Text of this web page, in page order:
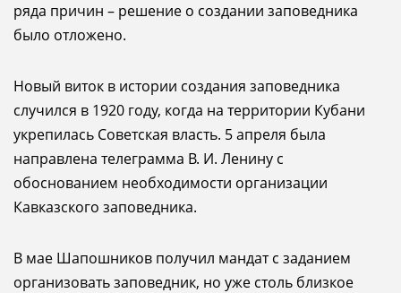
ряда причин – решение о создании заповедника
было отложено.
Новый виток в истории создания заповедника
случился в 1920 году, когда на территории Кубани
укрепилась Советская власть. 5 апреля была
направлена телеграмма В. И. Ленину с
обоснованием необходимости организации
Кавказского заповедника.
В мае Шапошников получил мандат с заданием
организовать заповедник, но уже столь близкое